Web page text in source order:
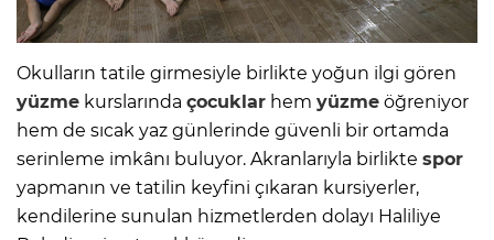
Okulların tatile girmesiyle birlikte yoğun ilgi gören
yüzme kurslarında çocuklar hem yüzme öğreniyor
hem de sıcak yaz günlerinde güvenli bir ortamda
serinleme imkânı buluyor. Akranlarıyla birlikte spor
yapmanın ve tatilin keyfini çıkaran kursiyerler,
kendilerine sunulan hizmetlerden dolayı Haliliye